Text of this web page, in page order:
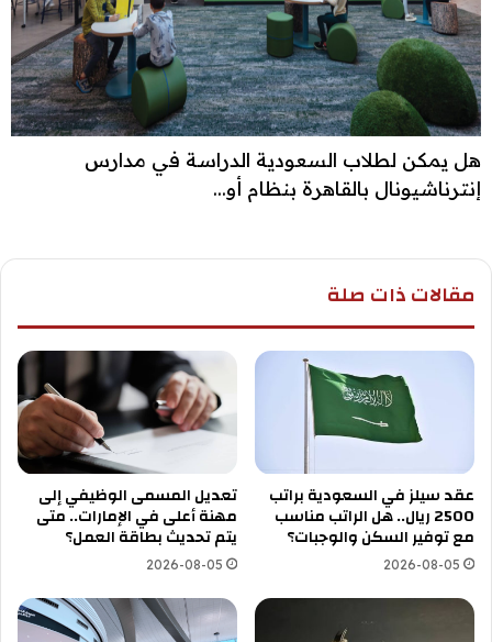
هل يمكن لطلاب السعودية الدراسة في مدارس
إنترناشيونال بالقاهرة بنظام أو...
مقالات ذات صلة
عقد سيلز في السعودية براتب
2500 ريال.. هل الراتب مناسب
مع توفير السكن والوجبات؟
2026-08-05
تعديل المسمى الوظيفي إلى
مهنة أعلى في الإمارات.. متى
يتم تحديث بطاقة العمل؟
2026-08-05